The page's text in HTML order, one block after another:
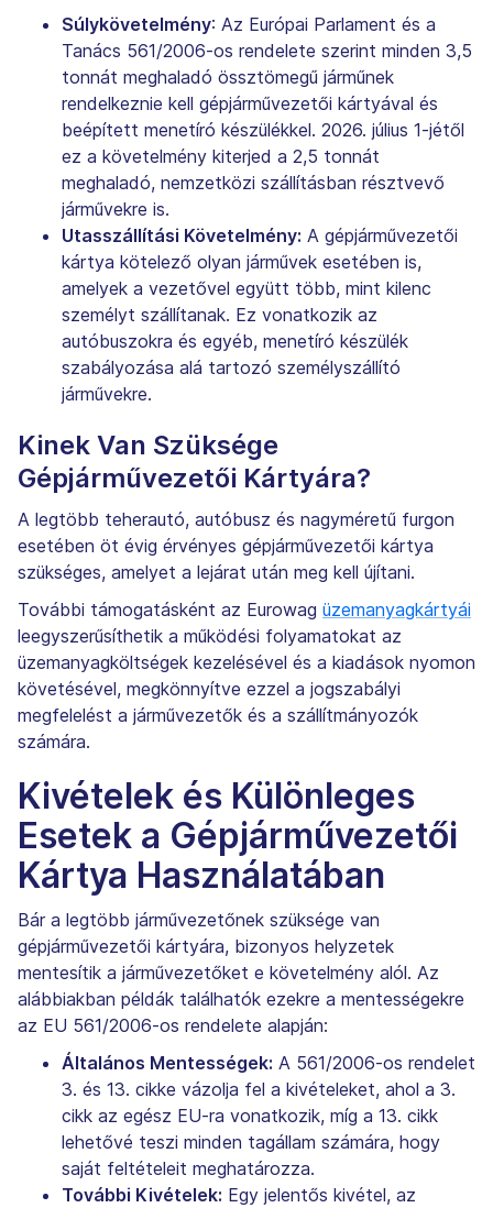
Súlykövetelmény: Az Európai Parlament és a
Tanács 561/2006-os rendelete szerint minden 3,5
tonnát meghaladó össztömegű járműnek
rendelkeznie kell gépjárművezetői kártyával és
beépített menetíró készülékkel. 2026. július 1-jétől
ez a követelmény kiterjed a 2,5 tonnát
meghaladó, nemzetközi szállításban résztvevő
járművekre is.
Utasszállítási Követelmény: A gépjárművezetői
kártya kötelező olyan járművek esetében is,
amelyek a vezetővel együtt több, mint kilenc
személyt szállítanak. Ez vonatkozik az
autóbuszokra és egyéb, menetíró készülék
szabályozása alá tartozó személyszállító
járművekre.
Kinek Van Szüksége
Gépjárművezetői Kártyára?
A legtöbb teherautó, autóbusz és nagyméretű furgon
esetében öt évig érvényes gépjárművezetői kártya
szükséges, amelyet a lejárat után meg kell újítani.
További támogatásként az Eurowag üzemanyagkártyái
leegyszerűsíthetik a működési folyamatokat az
üzemanyagköltségek kezelésével és a kiadások nyomon
követésével, megkönnyítve ezzel a jogszabályi
megfelelést a járművezetők és a szállítmányozók
számára.
Kivételek és Különleges
Esetek a Gépjárművezetői
Kártya Használatában
Bár a legtöbb járművezetőnek szüksége van
gépjárművezetői kártyára, bizonyos helyzetek
mentesítik a járművezetőket e követelmény alól. Az
alábbiakban példák találhatók ezekre a mentességekre
az EU 561/2006-os rendelete alapján:
Általános Mentességek: A 561/2006-os rendelet
3. és 13. cikke vázolja fel a kivételeket, ahol a 3.
cikk az egész EU-ra vonatkozik, míg a 13. cikk
lehetővé teszi minden tagállam számára, hogy
saját feltételeit meghatározza.
További Kivételek: Egy jelentős kivétel, az